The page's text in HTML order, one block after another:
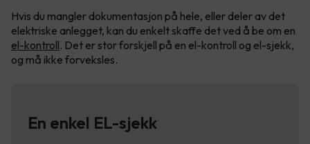
Hvis du mangler dokumentasjon på hele, eller deler av det
elektriske anlegget, kan du enkelt skaffe det ved å be om en
el-kontroll. Det er stor forskjell på en el-kontroll og el-sjekk,
og må ikke forveksles.
En enkel EL-sjekk